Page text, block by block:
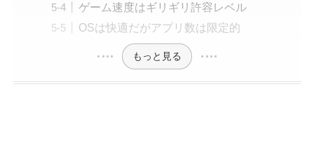
ゲーム速度はギリギリ許容レベル
OSは快適だがアプリ数は限定的
もっと見る